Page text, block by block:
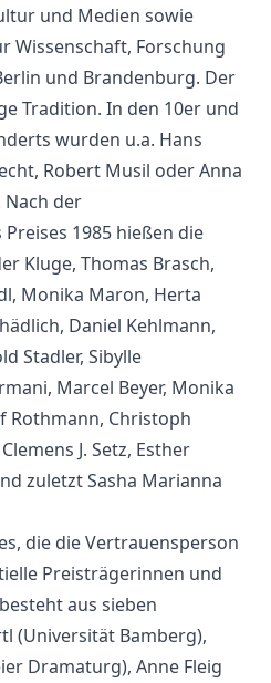
und Medien sowie
Wissenschaft, Forschung
und Brandenburg. Der
Tradition. In den 10er und
wurden u.a. Hans
Robert Musil oder Anna
Nach der
1985 hießen die
Kluge, Thomas Brasch,
Monika Maron, Herta
Daniel Kehlmann,
Stadler, Sibylle
Marcel Beyer, Monika
Rothmann, Christoph
J. Setz, Esther
zuletzt Sasha Marianna
die die Vertrauensperson
Preisträgerinnen und
aus sieben
(Universität Bamberg),
Dramaturg), Anne Fleig